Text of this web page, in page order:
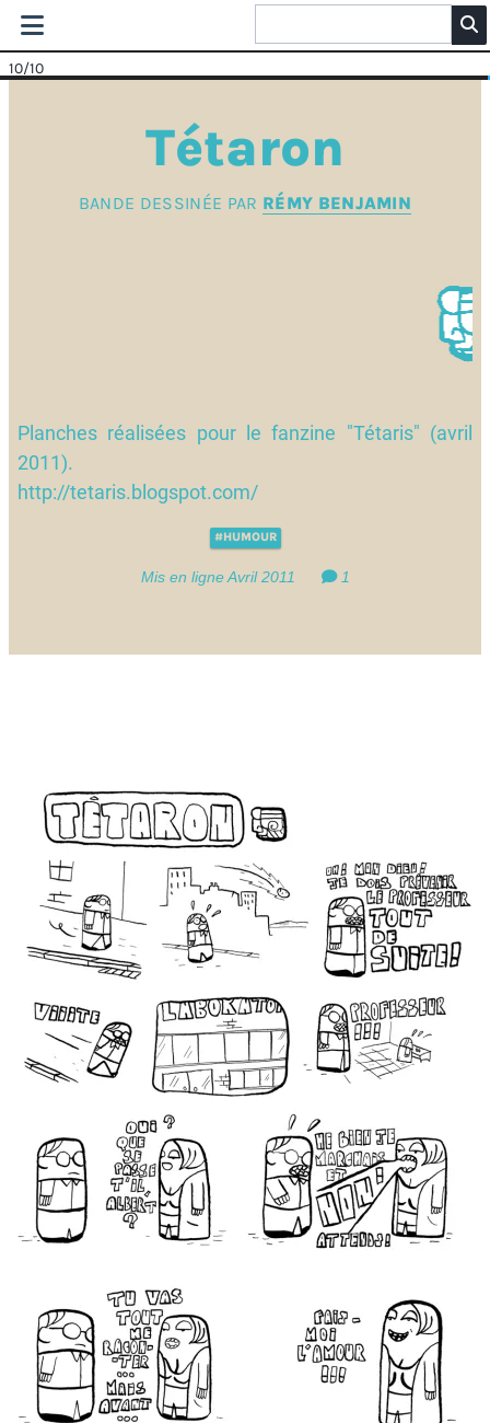
10/10
Tétaron
BANDE DESSINÉE PAR RÉMY BENJAMIN
Planches réalisées pour le fanzine "Tétaris" (avril
2011).
http://tetaris.blogspot.com/
#HUMOUR
Mis en ligne Avril 2011 1